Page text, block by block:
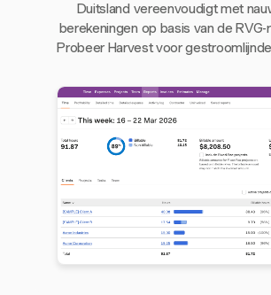
Duitsland vereenvoudigt met
berekeningen op basis van de
Probeer Harvest voor